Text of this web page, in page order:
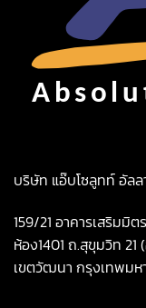
บริษัท แอ๊บโซลูทท์ อัลล
159/21 อาคารเสริมมิต
ห้อง1401 ถ.สุขุมวิท
เขตวัฒนา กรุงเทพมห